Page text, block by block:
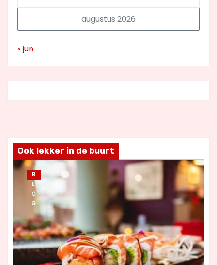
augustus 2026
« jun
Ook lekker in de buurt
B
L
O
G